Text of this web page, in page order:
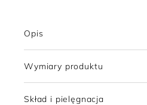
Opis
Wymiary produktu
Skład i pielęgnacja